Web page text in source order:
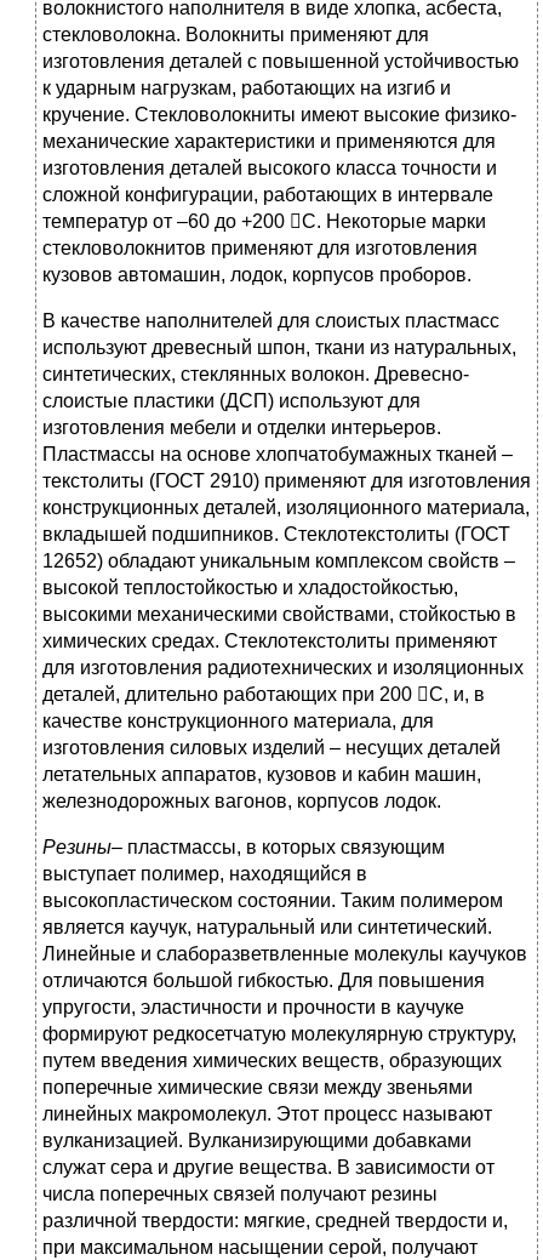
волокнистого наполнителя в виде хлопка, асбеста,
стекловолокна. Волокниты применяют для
изготовления деталей с повышенной устойчивостью
к ударным нагрузкам, работающих на изгиб и
кручение. Стекловолокниты имеют высокие физико-
механические характеристики и применяются для
изготовления деталей высокого класса точности и
сложной конфигурации, работающих в интервале
температур от –60 до +200 С. Некоторые марки
стекловолокнитов применяют для изготовления
кузовов автомашин, лодок, корпусов проборов.
В качестве наполнителей для слоистых пластмасс
используют древесный шпон, ткани из натуральных,
синтетических, стеклянных волокон. Древесно-
слоистые пластики (ДСП) используют для
изготовления мебели и отделки интерьеров.
Пластмассы на основе хлопчатобумажных тканей –
текстолиты (ГОСТ 2910) применяют для изготовления
конструкционных деталей, изоляционного материала,
вкладышей подшипников. Стеклотекстолиты (ГОСТ
12652) обладают уникальным комплексом свойств –
высокой теплостойкостью и хладостойкостью,
высокими механическими свойствами, стойкостью в
химических средах. Стеклотекстолиты применяют
для изготовления радиотехнических и изоляционных
деталей, длительно работающих при 200 С, и, в
качестве конструкционного материала, для
изготовления силовых изделий – несущих деталей
летательных аппаратов, кузовов и кабин машин,
железнодорожных вагонов, корпусов лодок.
Резины– пластмассы, в которых связующим
выступает полимер, находящийся в
высокопластическом состоянии. Таким полимером
является каучук, натуральный или синтетический.
Линейные и слаборазветвленные молекулы каучуков
отличаются большой гибкостью. Для повышения
упругости, эластичности и прочности в каучуке
формируют редкосетчатую молекулярную структуру,
путем введения химических веществ, образующих
поперечные химические связи между звеньями
линейных макромолекул. Этот процесс называют
вулканизацией. Вулканизирующими добавками
служат сера и другие вещества. В зависимости от
числа поперечных связей получают резины
различной твердости: мягкие, средней твердости и,
при максимальном насыщении серой, получают